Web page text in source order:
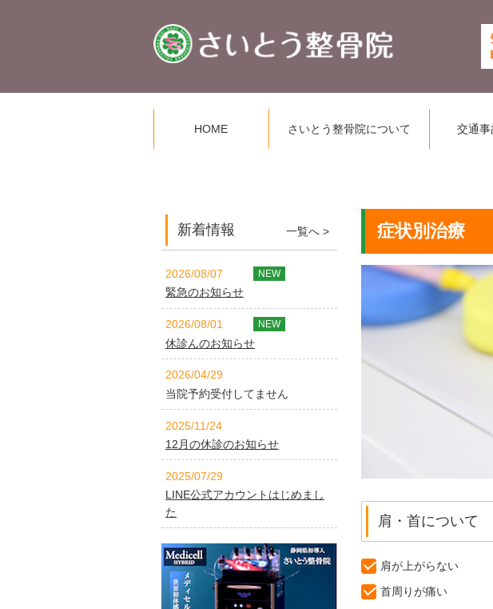
HOME さいとう整骨院について 交通事
症状別治療
肩・首について
肩が上がらない
首周りが痛い
新着情報 一覧へ >
2026/08/07 NEW
緊急のお知らせ
2026/08/01 NEW
休診んのお知らせ
2026/04/29
当院予約受付してません
2025/11/24
12月の休診のお知らせ
2025/07/29
LINE公式アカウントはじめまし
た